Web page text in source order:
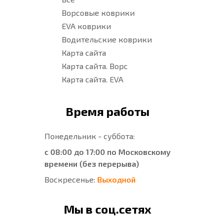
Ворсовые коврики
EVA коврики
Водительские коврики
Карта сайта
Карта сайта. Ворс
Карта сайта. EVA
Время работы
Понедельник - суббота:
с 08:00 до 17:00 по Московскому
времени (без перерыва)
Воскресенье: Выходной
Мы в соц.сетях